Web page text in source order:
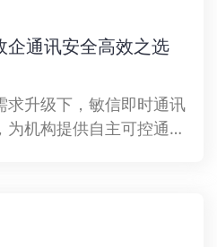
企通讯安全高效之选
求升级下，敏信即时通讯
机构提供自主可控通讯